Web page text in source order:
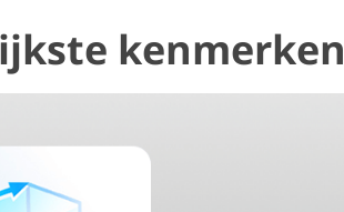
kenmerken